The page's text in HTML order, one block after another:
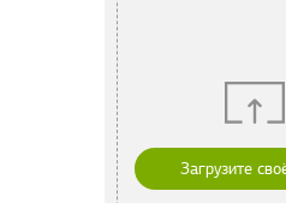
Загрузите